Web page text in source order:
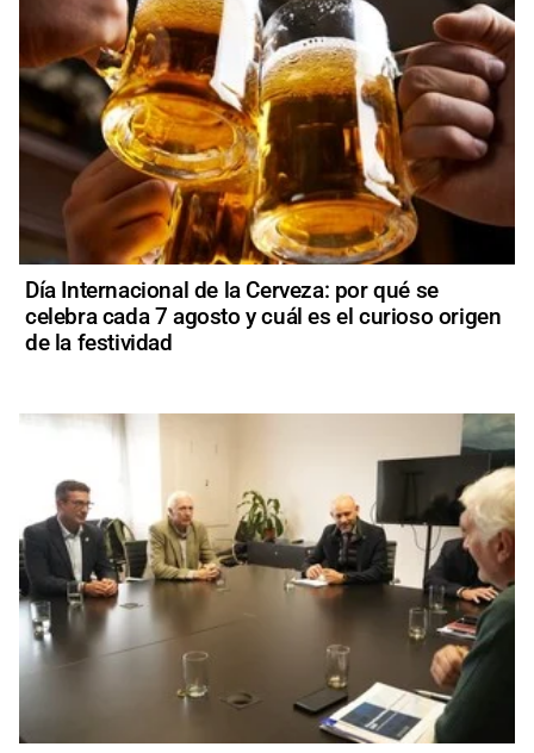
Día Internacional de la Cerveza: por qué se
celebra cada 7 agosto y cuál es el curioso origen
de la festividad